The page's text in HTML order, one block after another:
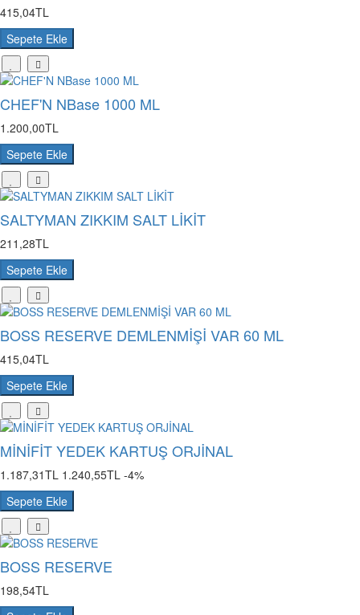
415,04TL
Sepete Ekle
CHEF'N NBase 1000 ML
1.200,00TL
Sepete Ekle
SALTYMAN ZIKKIM SALT LİKİT
211,28TL
Sepete Ekle
BOSS RESERVE DEMLENMİŞİ VAR 60 ML
415,04TL
Sepete Ekle
MİNİFİT YEDEK KARTUŞ ORJİNAL
1.187,31TL 1.240,55TL -4%
Sepete Ekle
BOSS RESERVE
198,54TL